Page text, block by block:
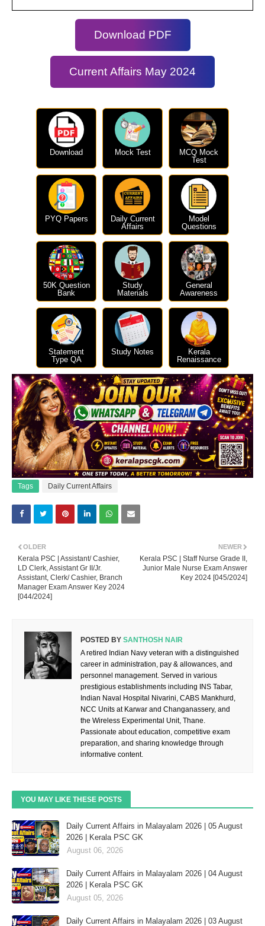
Download PDF
Current Affairs May 2024
Download Mock Test
MCQ Mock
Test
PYQ Papers
Daily Current
Affairs
Model
Questions
50K Question
Bank
Study
Materials
General
Awareness
Statement
Type QA
Study Notes
Kerala
Renaissance
Tags Daily Current Affairs
NEWER
Kerala PSC | Staff Nurse Grade II,
Junior Male Nurse Exam Answer
Key 2024 [045/2024]
OLDER
Kerala PSC | Assistant/ Cashier,
LD Clerk, Assistant Gr II/Jr.
Assistant, Clerk/ Cashier, Branch
Manager Exam Answer Key 2024
[044/2024]
POSTED BY SANTHOSH NAIR
A retired Indian Navy veteran with a distinguished
career in administration, pay & allowances, and
personnel management. Served in various
prestigious establishments including INS Tabar,
Indian Naval Hospital Nivarini, CABS Mankhurd,
NCC Units at Karwar and Changanassery, and
the Wireless Experimental Unit, Thane.
Passionate about education, competitive exam
preparation, and sharing knowledge through
informative content.
YOU MAY LIKE THESE POSTS
Daily Current Affairs in Malayalam 2026 | 05 August
2026 | Kerala PSC GK
August 06, 2026
Daily Current Affairs in Malayalam 2026 | 04 August
2026 | Kerala PSC GK
August 05, 2026
Daily Current Affairs in Malayalam 2026 | 03 August